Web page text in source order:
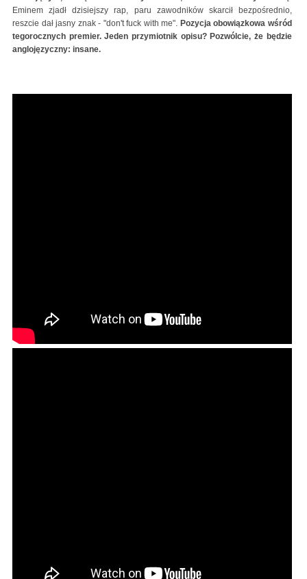
Eminem zjadł dzisiejszy rap, paru zawodników skarcił bezpośrednio,
reszcie dał jasny znak - "don't fuck with me". Pozycja obowiązkowa wśród
tegorocznych premier. Jeden przymiotnik opisu? Pozwólcie, że będzie
anglojęzyczny: insane.